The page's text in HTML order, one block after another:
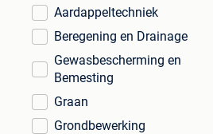
Aardappeltechniek
Beregening en Drainage
Gewasbescherming en
Bemesting
Graan
Grondbewerking